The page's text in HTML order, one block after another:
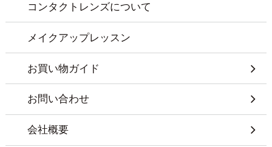
コンタクトレンズについて
メイクアップレッスン
お買い物ガイド
お問い合わせ
会社概要